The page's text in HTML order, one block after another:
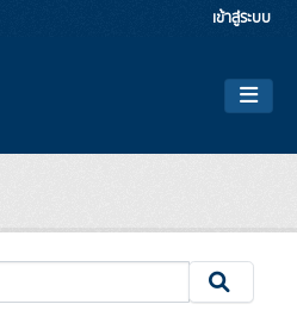
เข้าสู่ระบบ